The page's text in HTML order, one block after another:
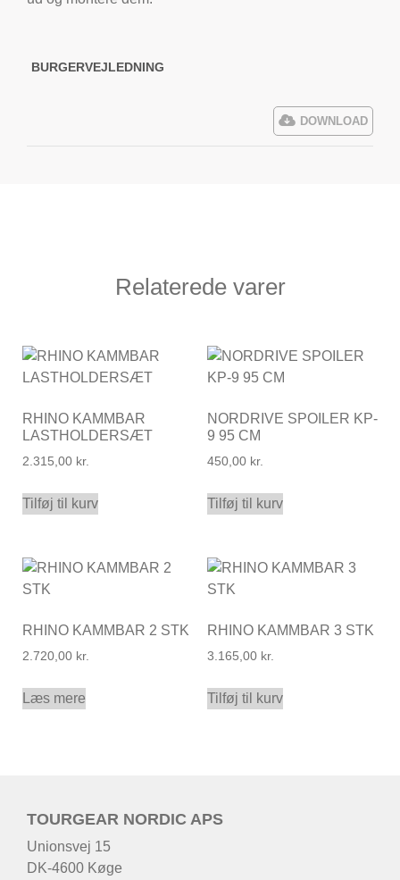
BURGERVEJLEDNING
DOWNLOAD
Relaterede varer
RHINO KAMMBAR
LASTHOLDERSÆT
2.315,00 kr.
Tilføj til kurv
NORDRIVE SPOILER KP-
9 95 CM
450,00 kr.
Tilføj til kurv
RHINO KAMMBAR 2 STK
2.720,00 kr.
Læs mere
RHINO KAMMBAR 3 STK
3.165,00 kr.
Tilføj til kurv
TOURGEAR NORDIC APS
Unionsvej 15
DK-4600 Køge